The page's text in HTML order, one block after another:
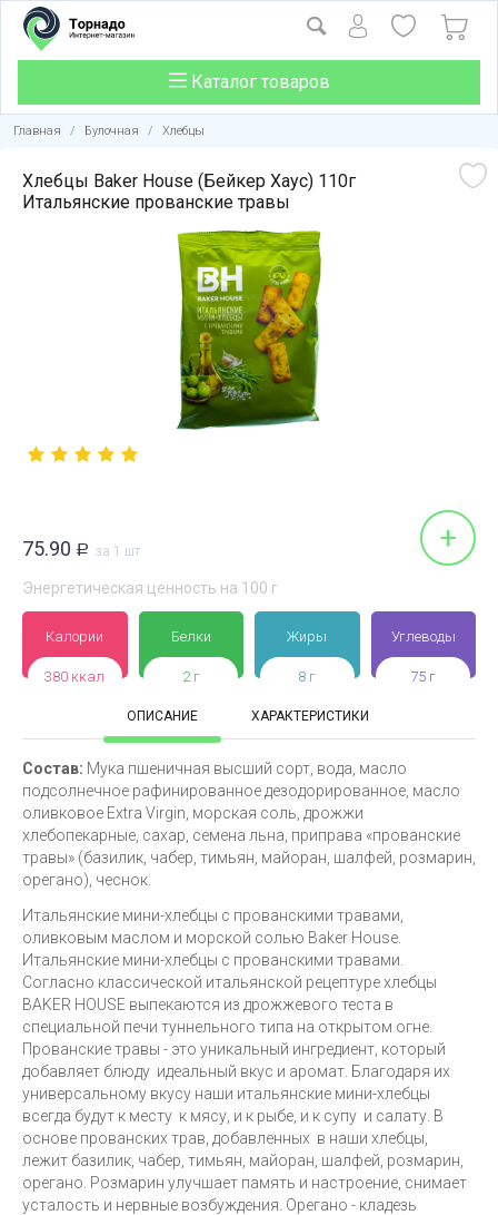
Каталог товаров
Главная / Булочная / Хлебцы
Хлебцы Baker House (Бейкер Хаус) 110г
Итальянские прованские травы
75.90 Р за 1 шт +
Энергетическая ценность на 100 г
Калории
380 ккал
Белки
2 г
Жиры
8 г
Углеводы
75 г
ОПИСАНИЕ ХАРАКТЕРИСТИКИ
Состав: Мука пшеничная высший сорт, вода, масло
подсолнечное рафинированное дезодорированное, масло
оливковое Extra Virgin, морская соль, дрожжи
хлебопекарные, сахар, семена льна, приправа «прованские
травы» (базилик, чабер, тимьян, майоран, шалфей, розмарин,
орегано), чеснок.
Итальянские мини-хлебцы с прованскими травами,
оливковым маслом и морской солью Baker House.
Итальянские мини-хлебцы с прованскими травами.
Согласно классической итальянской рецептуре хлебцы
BAKER HOUSE выпекаются из дрожжевого теста в
специальной печи туннельного типа на открытом огне.
Прованские травы - это уникальный ингредиент, который
добавляет блюду идеальный вкус и аромат. Благодаря их
универсальному вкусу наши итальянские мини-хлебцы
всегда будут к месту к мясу, и к рыбе, и к супу и салату. В
основе прованских трав, добавленных в наши хлебцы,
лежит базилик, чабер, тимьян, майоран, шалфей, розмарин,
орегано. Розмарин улучшает память и настроение, снимает
усталость и нервные возбуждения. Орегано - кладезь